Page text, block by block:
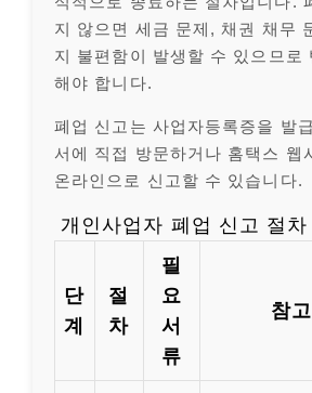
지 않으면 세금 문제, 채권 채무
지 불편함이 발생할 수 있으므로
해야 합니다.
폐업 신고는 사업자등록증을 발
서에 직접 방문하거나 홈택스 웹
온라인으로 신고할 수 있습니다.
개인사업자 폐업 신고 절
단
계
절
차
필
요
서
류
참